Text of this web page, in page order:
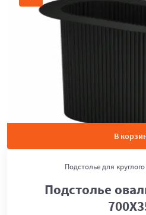
В
Подстолье для
Подстолье